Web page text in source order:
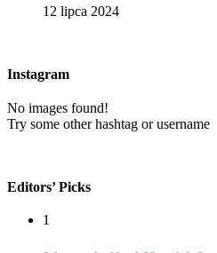
12 lipca 2024
Instagram
No images found!
Try some other hashtag or username
Editors’ Picks
1